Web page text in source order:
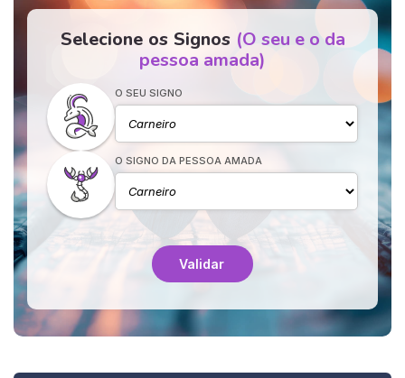
Selecione os Signos (O seu e o da
pessoa amada)
O SEU SIGNO
O SIGNO DA PESSOA AMADA
Validar